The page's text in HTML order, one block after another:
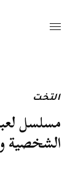
التخت
مسلسل
الشخصية